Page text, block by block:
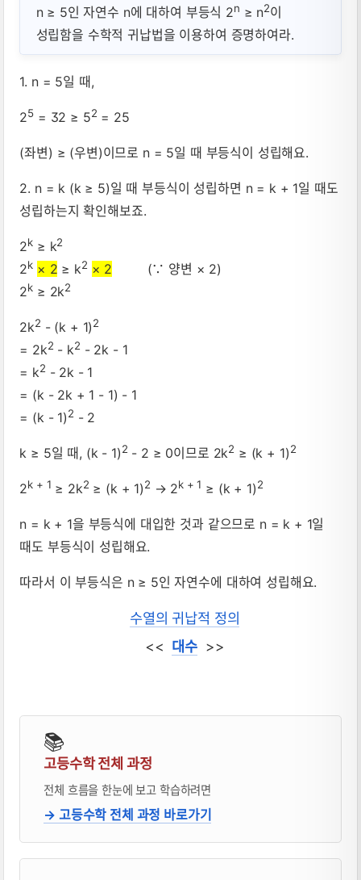
n ≥ 5인 자연수 n에 대하여 부등식 2n ≥ n2이
성립함을 수학적 귀납법을 이용하여 증명하여라.
1. n = 5일 때,
25 = 32 ≥ 52 = 25
(좌변) ≥ (우변)이므로 n = 5일 때 부등식이 성립해요.
2. n = k (k ≥ 5)일 때 부등식이 성립하면 n = k + 1일 때도
성립하는지 확인해보죠.
2k ≥ k2
2k × 2 ≥ k2 × 2 (∵ 양변 × 2)
2k ≥ 2k2
2k2 - (k + 1)2
= 2k2 - k2 - 2k - 1
= k2 - 2k - 1
= (k - 2k + 1 - 1) - 1
= (k - 1)2 - 2
k ≥ 5일 때, (k - 1)2 - 2 ≥ 0이므로 2k2 ≥ (k + 1)2
2k + 1 ≥ 2k2 ≥ (k + 1)2 → 2k + 1 ≥ (k + 1)2
n = k + 1을 부등식에 대입한 것과 같으므로 n = k + 1일
때도 부등식이 성립해요.
따라서 이 부등식은 n ≥ 5인 자연수에 대하여 성립해요.
수열의 귀납적 정의
<< 대수 >>
📚
고등수학 전체 과정
전체 흐름을 한눈에 보고 학습하려면
→ 고등수학 전체 과정 바로가기